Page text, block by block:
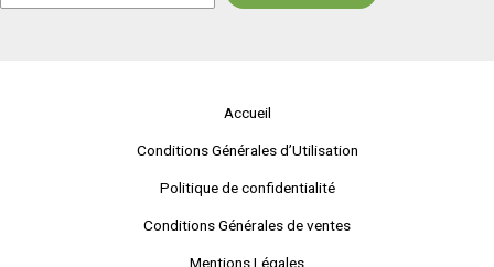
Accueil
Conditions Générales d’Utilisation
Politique de confidentialité
Conditions Générales de ventes
Mentions Légales